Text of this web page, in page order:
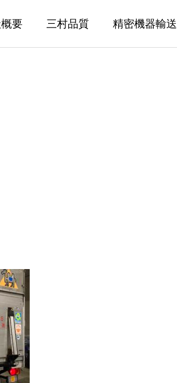
要 三村品質 精密機器輸送